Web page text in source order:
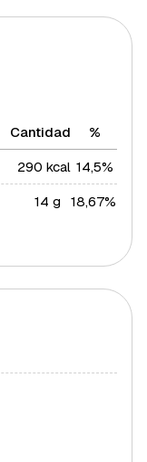
Cantidad
%
290 kcal 14,5%
14 g
18,67%
4 g
8%
5 g
45,45%